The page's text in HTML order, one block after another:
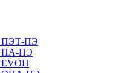
ПЭТ-ПЭ
ПА-ПЭ